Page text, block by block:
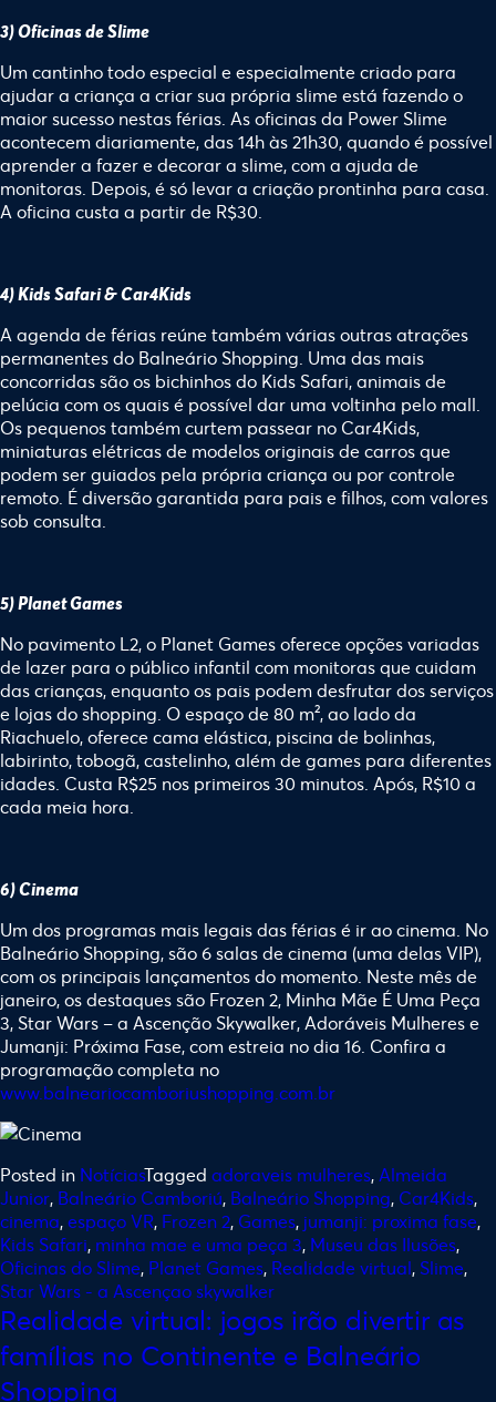
3) Oficinas de Slime
Um cantinho todo especial e especialmente criado para
ajudar a criança a criar sua própria slime está fazendo o
maior sucesso nestas férias. As oficinas da Power Slime
acontecem diariamente, das 14h às 21h30, quando é possível
aprender a fazer e decorar a slime, com a ajuda de
monitoras. Depois, é só levar a criação prontinha para casa.
A oficina custa a partir de R$30.
4) Kids Safari & Car4Kids
A agenda de férias reúne também várias outras atrações
permanentes do Balneário Shopping. Uma das mais
concorridas são os bichinhos do Kids Safari, animais de
pelúcia com os quais é possível dar uma voltinha pelo mall.
Os pequenos também curtem passear no Car4Kids,
miniaturas elétricas de modelos originais de carros que
podem ser guiados pela própria criança ou por controle
remoto. É diversão garantida para pais e filhos, com valores
sob consulta.
5) Planet Games
No pavimento L2, o Planet Games oferece opções variadas
de lazer para o público infantil com monitoras que cuidam
das crianças, enquanto os pais podem desfrutar dos serviços
e lojas do shopping. O espaço de 80 m², ao lado da
Riachuelo, oferece cama elástica, piscina de bolinhas,
labirinto, tobogã, castelinho, além de games para diferentes
idades. Custa R$25 nos primeiros 30 minutos. Após, R$10 a
cada meia hora.
6) Cinema
Um dos programas mais legais das férias é ir ao cinema. No
Balneário Shopping, são 6 salas de cinema (uma delas VIP),
com os principais lançamentos do momento. Neste mês de
janeiro, os destaques são Frozen 2, Minha Mãe É Uma Peça
3, Star Wars – a Ascenção Skywalker, Adoráveis Mulheres e
Jumanji: Próxima Fase, com estreia no dia 16. Confira a
programação completa no
www.balneariocamboriushopping.com.br
Posted in NotíciasTagged adoraveis mulheres, Almeida
Junior, Balneário Camboriú, Balneário Shopping, Car4Kids,
cinema,espaço VR, Frozen 2, Games, jumanji: proxima fase,
Kids Safari, minha mae e uma peça 3, Museu das Ilusões,
Oficinas do Slime, Planet Games, Realidade virtual, Slime,
Star Wars - a Ascençao skywalker
Realidade virtual: jogos irão divertir as
famílias no Continente e Balneário
Shopping